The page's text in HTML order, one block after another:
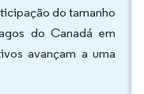
do tamanho
do Canadá em
avançam a uma